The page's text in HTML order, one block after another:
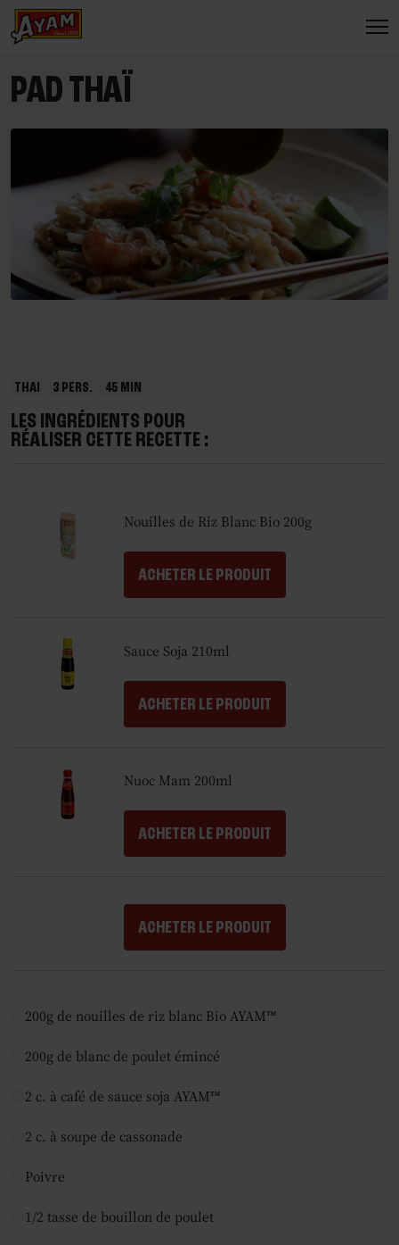
PAD THAÏ
THAI 3 PERS. 45 MIN
LES INGRÉDIENTS POUR
RÉALISER CETTE RECETTE :
Nouilles de Riz Blanc Bio 200g
ACHETER LE PRODUIT
Sauce Soja 210ml
ACHETER LE PRODUIT
Nuoc Mam 200ml
ACHETER LE PRODUIT
ACHETER LE PRODUIT
200g de nouilles de riz blanc Bio AYAM™
200g de blanc de poulet émincé
2 c. à café de sauce soja AYAM™
2 c. à soupe de cassonade
Poivre
1/2 tasse de bouillon de poulet